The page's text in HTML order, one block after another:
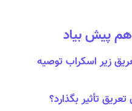
هم پیش بیاد
زیر اسکراب توصیه
تأثیر بگذارد؟